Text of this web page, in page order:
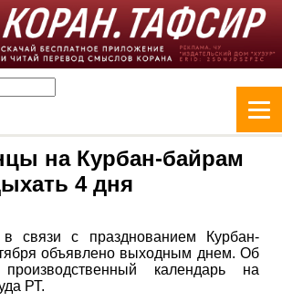
на Курбан-байрам
4 дня
связи с празднованием Курбан-
объявлено выходным днем. Об
календарь на
РТ.